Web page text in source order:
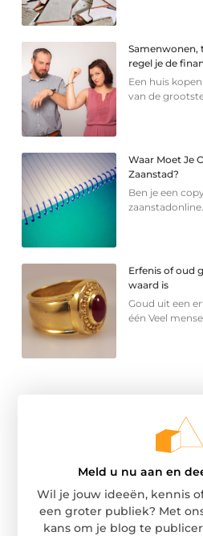
Samenwonen,
regel je de
Een huis
van de
Waar Moet Je
Zaanstad?
Ben je een
Erfenis of oud
waard is
Goud uit een
één Veel
Meld u nu aan en
Wil je jouw ideeën, kennis
een groter publiek? Met
kans om je blog te